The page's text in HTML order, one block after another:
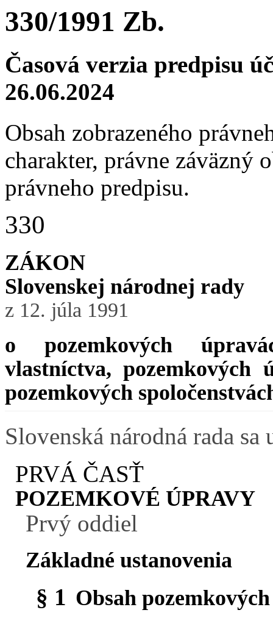
330/1991 Zb.
Časová verzia predpisu
26.06.2024
Obsah zobrazeného
charakter, právne záväzný
právneho predpisu.
330
ZÁKON
Slovenskej národnej rady
z 12. júla 1991
o pozemkových
vlastníctva, pozemkových
pozemkových
Slovenská národná rada
PRVÁ ČASŤ
POZEMKOVÉ ÚPRAVY
Prvý oddiel
Základné ustanovenia
§ 1 Obsah